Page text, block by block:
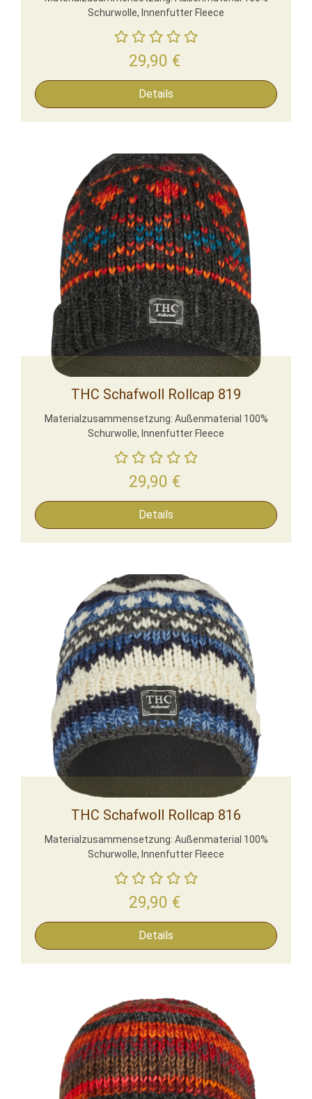
Schurwolle, Innenfutter Fleece
29,90 €
Details
THC Schafwoll Rollcap 819
Materialzusammensetzung: Außenmaterial 100%
Schurwolle, Innenfutter Fleece
29,90 €
Details
THC Schafwoll Rollcap 816
Materialzusammensetzung: Außenmaterial 100%
Schurwolle, Innenfutter Fleece
29,90 €
Details